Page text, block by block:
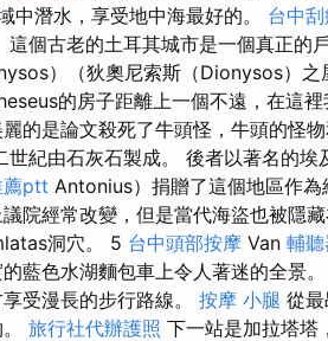
中潛水，享受地中海最好的。 台中
個古老的土耳其城市是一個真正的
）（狄奧尼索斯（Dionysos）之
的房子距離上一個不遠，在這
的是論文殺死了牛頭怪，牛頭的怪
紀由石灰石製成。 後者以著名的埃
薦ptt Antonius）捐贈了這個地區作為
院經常改變，但是當代海盜也被隱
洞穴。 5 台中頭部按摩 Van 輔聽
藍色水湖麵包車上令人著迷的全景
受漫長的步行路線。 按摩 小腿 從
旅行社代辦護照 下一站是加拉塔塔